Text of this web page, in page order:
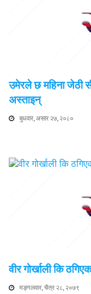
उमेरले छ महिना जेठी
अस्ताइन्
बुधवार, असार २७, २०८०
वीर गोर्खाली कि
मङ्गलवार, चैत्र २८, २०७९